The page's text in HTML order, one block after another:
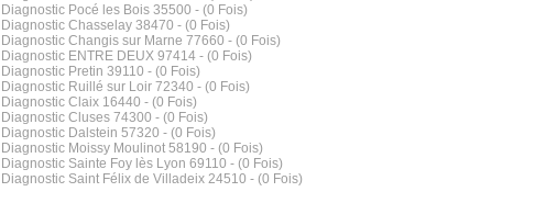
Diagnostic Pocé les Bois 35500 - (0 Fois)
Diagnostic Chasselay 38470 - (0 Fois)
Diagnostic Changis sur Marne 77660 - (0 Fois)
Diagnostic ENTRE DEUX 97414 - (0 Fois)
Diagnostic Pretin 39110 - (0 Fois)
Diagnostic Ruillé sur Loir 72340 - (0 Fois)
Diagnostic Claix 16440 - (0 Fois)
Diagnostic Cluses 74300 - (0 Fois)
Diagnostic Dalstein 57320 - (0 Fois)
Diagnostic Moissy Moulinot 58190 - (0 Fois)
Diagnostic Sainte Foy lès Lyon 69110 - (0 Fois)
Diagnostic Saint Félix de Villadeix 24510 - (0 Fois)